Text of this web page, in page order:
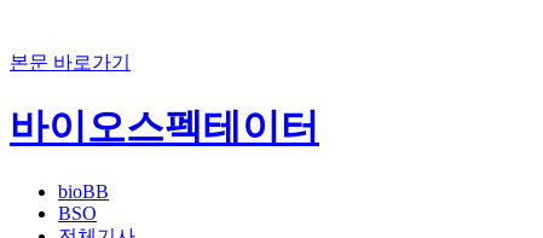
본문 바로가기
바이오스펙테이터
bioBB
BSO